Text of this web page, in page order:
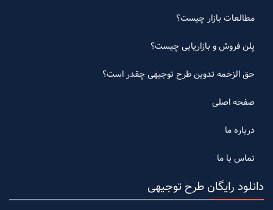
مطالعات بازار چیست؟
پلن فروش و بازاریابی چیست؟
حق الزحمه تدوین طرح توجیهی چقدر است؟
صفحه اصلی
درباره ما
تماس با ما
دانلود رایگان طرح توجیهی